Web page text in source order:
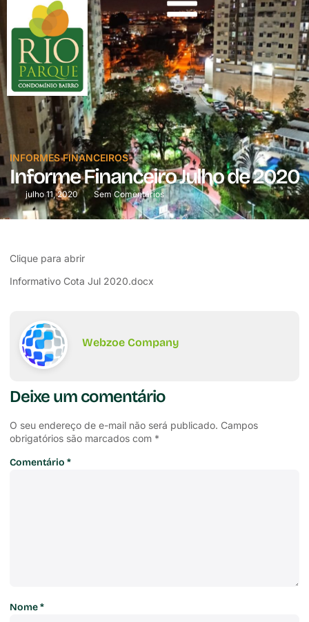
INFORMES FINANCEIROS
Informe Financeiro Julho de 2020
julho 11, 2020 Sem Comentários
Clique para abrir
Informativo Cota Jul 2020.docx
Webzoe Company
Deixe um comentário
O seu endereço de e-mail não será publicado. Campos
obrigatórios são marcados com *
Comentário *
Nome*